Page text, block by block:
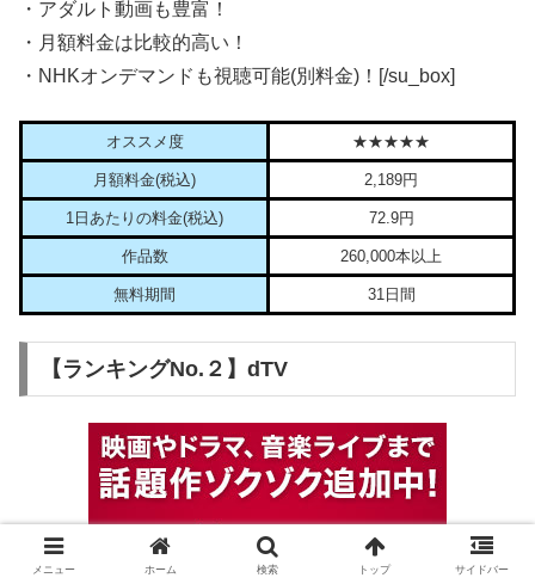
・アダルト動画も豊富！
・月額料金は比較的高い！
・NHKオンデマンドも視聴可能(別料金)！[/su_box]
オススメ度 ★★★★★
月額料金(税込) 2,189円
1日あたりの料金(税込) 72.9円
作品数 260,000本以上
無料期間 31日間
【ランキングNo.２】dTV
メニュー ホーム 検索 トップ サイドバー